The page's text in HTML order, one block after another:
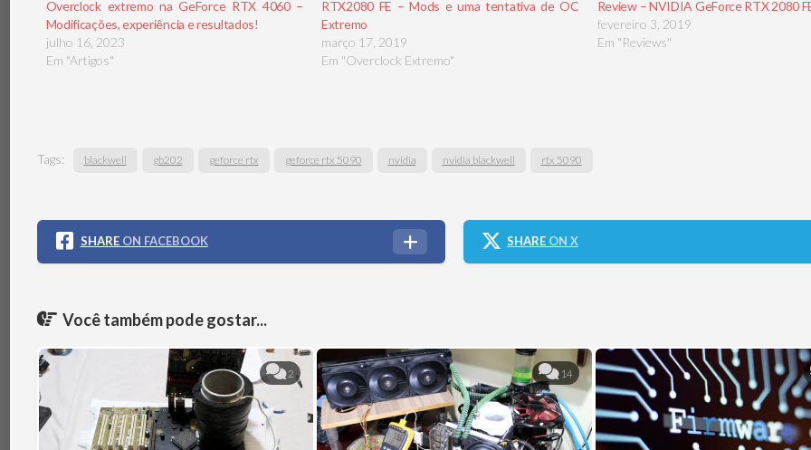
Overclock extremo na GeForce RTX 4060 –
Modificações, experiência e resultados!
julho 16, 2023
Em "Artigos"
RTX2080 FE – Mods e uma tentativa de OC
Extremo
março 17, 2019
Em "Overclock Extremo"
Review – NVIDIA GeForce RTX 2080
fevereiro 3, 2019
Em "Reviews"
Tags: blackwell gb202 geforce rtx geforce rtx 5090 nvidia nvidia blackwell rtx 5090
SHARE ON FACEBOOK SHARE ON X
Você também pode gostar...
2 14